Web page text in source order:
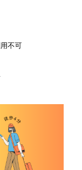
不可